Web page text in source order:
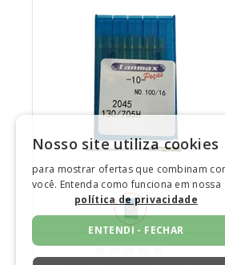
COMPRAR
Nosso site utiliza cookies
para mostrar ofertas que combinam
você. Entenda como funciona em nossa
política de privacidade
ENTENDI - FECHAR